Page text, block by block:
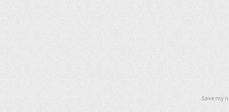
Save my